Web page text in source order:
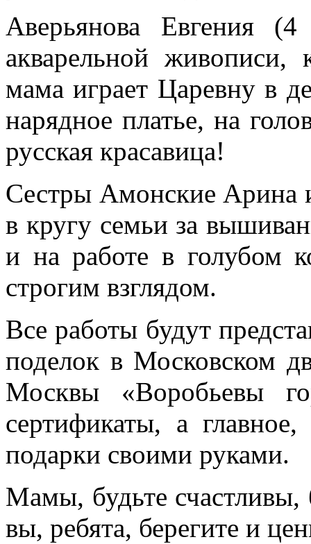
Аверьянова Евгения
акварельной живописи,
мама играет Царевну в
нарядное платье, на
русская красавица!
Сестры Амонские Арина
в кругу семьи за
и на работе в голубом
строгим взглядом.
Все работы будут
поделок в Московском
Москвы «Воробьевы
сертификаты, а
подарки своими руками.
Мамы, будьте счастливы,
вы, ребята, берегите и